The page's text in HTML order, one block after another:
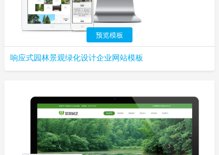
预览模板
响应式园林景观绿化设计企业网站模板